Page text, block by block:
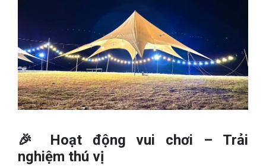
🎉 Hoạt động vui chơi – Trải
nghiệm thú vị